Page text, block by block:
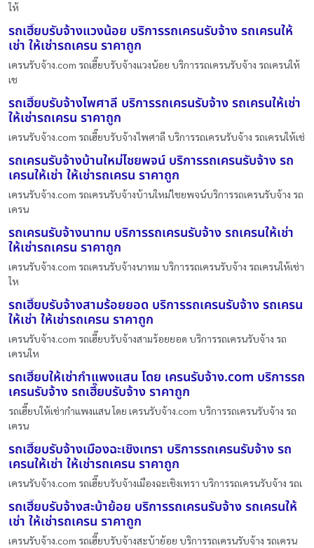
ให้
รถเฮี๊ยบรับจ้างแวงน้อย บริการรถเครนรับจ้าง รถเครนให้
เช่า ให้เช่ารถเครน ราคาถูก
เครนรับจ้าง.com รถเฮี๊ยบรับจ้างแวงน้อย บริการรถเครนรับจ้าง รถเครนให้
เช
รถเฮี๊ยบรับจ้างไพศาลี บริการรถเครนรับจ้าง รถเครนให้เช่า
ให้เช่ารถเครน ราคาถูก
เครนรับจ้าง.com รถเฮี๊ยบรับจ้างไพศาลี บริการรถเครนรับจ้าง รถเครนให้เช่
รถเครนรับจ้างบ้านใหม่ไชยพจน์ บริการรถเครนรับจ้าง รถ
เครนให้เช่า ให้เช่ารถเครน ราคาถูก
เครนรับจ้าง.com รถเครนรับจ้างบ้านใหม่ไชยพจน์บริการรถเครนรับจ้าง รถ
เครน
รถเครนรับจ้างนาทม บริการรถเครนรับจ้าง รถเครนให้เช่า
ให้เช่ารถเครน ราคาถูก
เครนรับจ้าง.com รถเครนรับจ้างนาทม บริการรถเครนรับจ้าง รถเครนให้เช่า
ให
รถเฮี๊ยบรับจ้างสามร้อยยอด บริการรถเครนรับจ้าง รถเครน
ให้เช่า ให้เช่ารถเครน ราคาถูก
เครนรับจ้าง.com รถเฮี๊ยบรับจ้างสามร้อยยอด บริการรถเครนรับจ้าง รถ
เครนให
รถเฮี๊ยบให้เช่ากำแพงแสน โดย เครนรับจ้าง.com บริการรถ
เครนรับจ้าง รถเฮี๊ยบรับจ้าง ราคาถูก
รถเฮี๊ยบให้เช่ากำแพงแสน โดย เครนรับจ้าง.com บริการรถเครนรับจ้าง รถ
เครน
รถเฮี๊ยบรับจ้างเมืองฉะเชิงเทรา บริการรถเครนรับจ้าง รถ
เครนให้เช่า ให้เช่ารถเครน ราคาถูก
เครนรับจ้าง.com รถเฮี๊ยบรับจ้างเมืองฉะเชิงเทรา บริการรถเครนรับจ้าง รถเ
รถเฮี๊ยบรับจ้างสะบ้าย้อย บริการรถเครนรับจ้าง รถเครนให้
เช่า ให้เช่ารถเครน ราคาถูก
เครนรับจ้าง.com รถเฮี๊ยบรับจ้างสะบ้าย้อย บริการรถเครนรับจ้าง รถเครน